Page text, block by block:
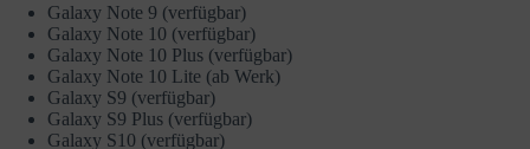
Galaxy Note 9 (verfügbar)
Galaxy Note 10 (verfügbar)
Galaxy Note 10 Plus (verfügbar)
Galaxy Note 10 Lite (ab Werk)
Galaxy S9 (verfügbar)
Galaxy S9 Plus (verfügbar)
Galaxy S10 (verfügbar)